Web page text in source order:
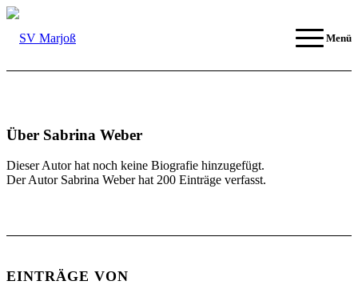
Menü
Über Sabrina Weber
Dieser Autor hat noch keine Biografie hinzugefügt.
Der Autor Sabrina Weberhat 200 Einträge verfasst.
EINTRÄGE VON